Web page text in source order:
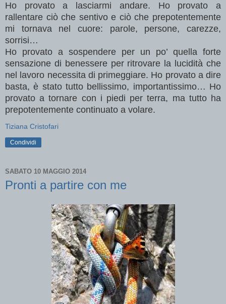
Ho provato a lasciarmi andare. Ho provato a
rallentare ciò che sentivo e ciò che prepotentemente
mi tornava nel cuore: parole, persone, carezze,
sorrisi…
Ho provato a sospendere per un po’ quella forte
sensazione di benessere per ritrovare la lucidità che
nel lavoro necessita di primeggiare. Ho provato a dire
basta, è stato tutto bellissimo, importantissimo… Ho
provato a tornare con i piedi per terra, ma tutto ha
prepotentemente continuato a volare.
Tiziana Cristofari
Condividi
SABATO 10 MAGGIO 2014
Pronti a partire con me